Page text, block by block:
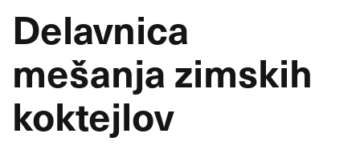
Delavnica
mešanja zimskih
koktejlov